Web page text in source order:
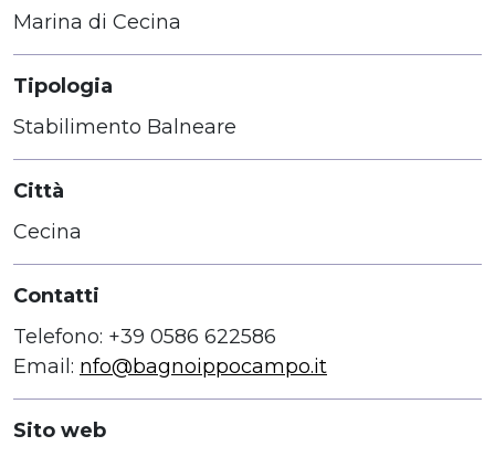
Marina di Cecina
Tipologia
Stabilimento Balneare
Città
Cecina
Contatti
Telefono: +39 0586 622586
Email: nfo@bagnoippocampo.it
Sito web